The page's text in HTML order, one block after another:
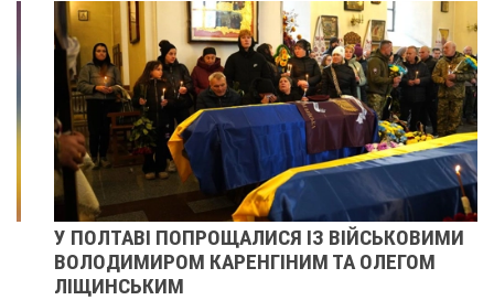
У ПОЛТАВІ ПОПРОЩАЛИСЯ ІЗ ВІЙСЬКОВИМИ
ВОЛОДИМИРОМ КАРЕНГІНИМ ТА ОЛЕГОМ
ЛІЩИНСЬКИМ